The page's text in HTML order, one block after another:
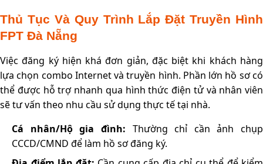
Thủ Tục Và Quy Trình Lắp Đặt Truyền Hình
FPT Đà Nẵng
Việc đăng ký hiện khá đơn giản, đặc biệt khi khách hàng
lựa chọn combo Internet và truyền hình. Phần lớn hồ sơ có
thể được hỗ trợ nhanh qua hình thức điện tử và nhân viên
sẽ tư vấn theo nhu cầu sử dụng thực tế tại nhà.
Cá nhân/Hộ gia đình: Thường chỉ cần ảnh chụp
CCCD/CMND để làm hồ sơ đăng ký.